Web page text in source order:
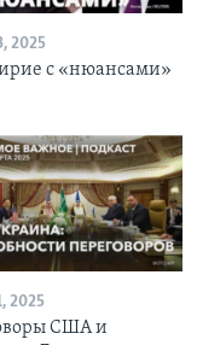
2025
с «нюансами»
2025
США и